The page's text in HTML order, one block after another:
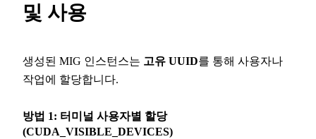
및 사용
생성된 MIG 인스턴스는 고유 UUID를 통해 사용자나
작업에 할당합니다.
방법 1: 터미널 사용자별 할당
(CUDA_VISIBLE_DEVICES)